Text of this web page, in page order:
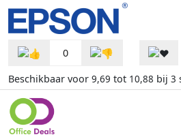
0
Beschikbaar voor 9,69 tot 10,88 bij 3